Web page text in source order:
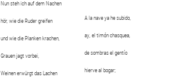
Nun steh ich auf dem Nachen
hör, wie die Ruder greifen
und wie die Planken krachen,
Grauen jagt vorbei,
Weinen erwürgt das Lachen
A la nave ya he subido,
ay, el timón chasquea,
de sombras el gentío
hierve al bogar;